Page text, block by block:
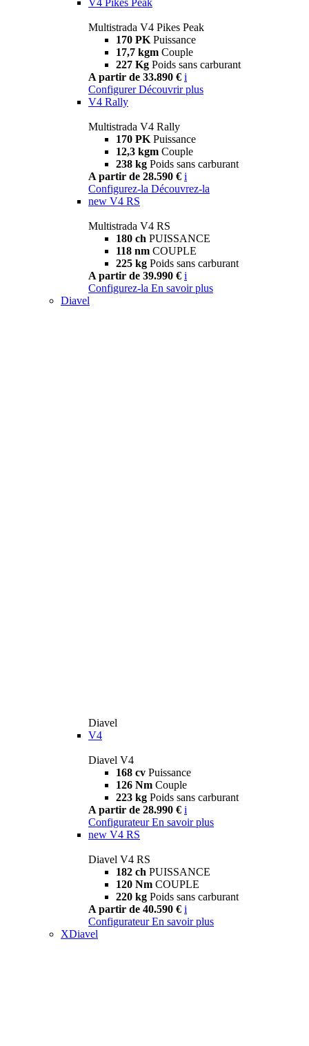
Multistrada V4 Pikes Peak
170 PK Puissance
17,7 kgm Couple
227 Kg Poids sans carburant
A partir de 33.890 € i
Configurer Découvrir plus
V4 Rally
Multistrada V4 Rally
170 PK Puissance
12,3 kgm Couple
238 kg Poids sans carburant
A partir de 28.590 € i
Configurez-la Découvrez-la
new V4 RS
Multistrada V4 RS
180 ch PUISSANCE
118 nm COUPLE
225 kg Poids sans carburant
A partir de 39.990 € i
Configurez-la En savoir plus
Diavel
Diavel
V4
Diavel V4
168 cv Puissance
126 Nm Couple
223 kg Poids sans carburant
A partir de 28.990 € i
Configurateur En savoir plus
new V4 RS
Diavel V4 RS
182 ch PUISSANCE
120 Nm COUPLE
220 kg Poids sans carburant
A partir de 40.590 € i
Configurateur En savoir plus
XDiavel